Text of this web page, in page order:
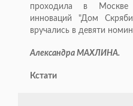
проходила в
инноваций "Дом
вручались в девяти
Александра МАХЛИНА.
Кстати